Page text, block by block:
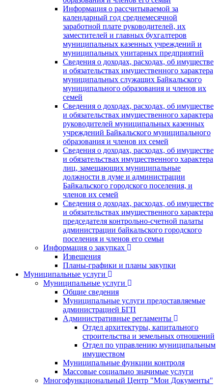
Информация о рассчитываемой за
календарный год среднемесячной
заработной плате руководителей, их
заместителей и главных бухгалтеров
муниципальных казенных учреждений и
муниципальных унитарных предприятий
Сведения о доходах, расходах, об имуществе
и обязательствах имущественного характера
муниципальных служащих Байкальского
муниципального образования и членов их
семей
Сведения о доходах, расходах, об имуществе
и обязательствах имущественного характера
руководителей муниципальных казенных
учреждений Байкальского муниципального
образования и членов их семей
Сведения о доходах, расходах, об имуществе
и обязательствах имущественного характера
лиц, замещающих муниципальные
должности в думе и администрации
Байкальского городского поселения, и
членов их семей
Сведения о доходах, расходах, об имуществе
и обязательствах имущественного характера
председателя контрольно-счетной палаты
администрации байкальского городского
поселения и членов его семьи
Информация о закупках
Извещения
Планы-графики и планы закупки
Муниципальные услуги
Муниципальные услуги
Общие сведения
Муниципальные услуги предоставляемые
администрацией БГП
Административные регламенты
Отдел архитектуры, капитального
строительства и земельных отношений
Отдел по управлению муниципальным
имуществом
Муниципальные функции контроля
Массовые социально значимые услуги
Многофункциональный Центр "Мои Документы"